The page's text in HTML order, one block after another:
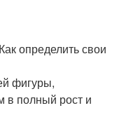
определить свои
фигуры,
в полный рост и